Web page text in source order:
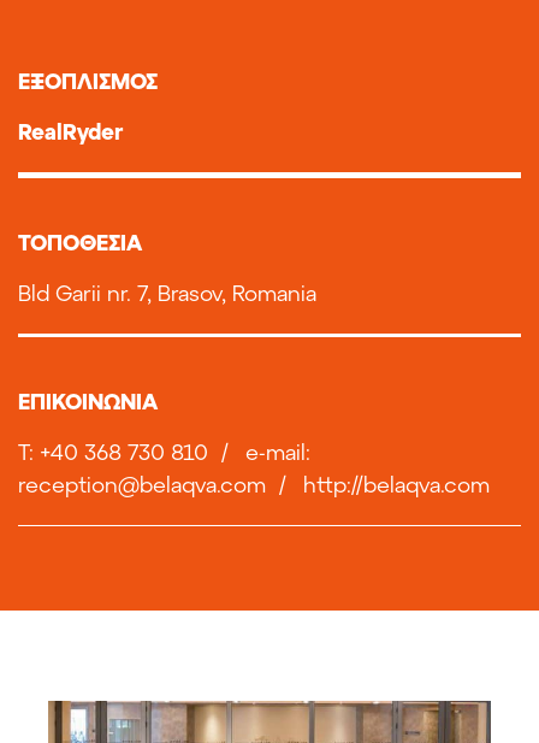
ΕΞΟΠΛΙΣΜΟΣ
RealRyder
TOΠΟΘΕΣΙΑ
Bld Garii nr. 7, Brasov, Romania
ΕΠΙΚΟΙΝΩΝΙΑ
T: +40 368 730 810 /
e-mail:
reception@belaqva.com / http://belaqva.com